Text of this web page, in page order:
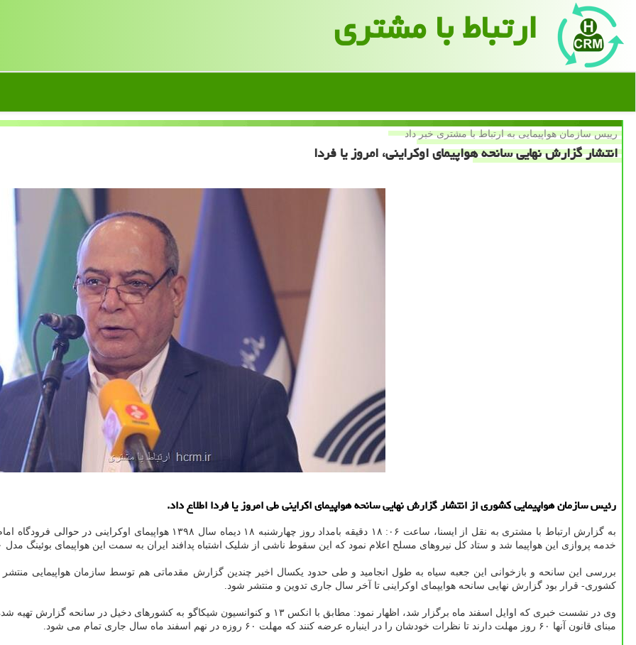
ارتباط با مشتری
رییس سازمان هواپیمایی به ارتباط با مشتری خبر داد
انتشار گزارش نهایی سانحه هواپیمای اوكراینی، امروز یا فردا
رئیس سازمان هواپیمایی کشوری از انتشار گزارش نهایی سانحه هواپیمای اکراینی طی امروز یا فردا اطلاع داد.
به گزارش ارتباط با مشتری به نقل از ایسنا، ساعت ۰۶: ۱۸ دقیقه بامداد روز چهارشنبه ۱۸ دیماه سال ۱۳۹۸ هواپیمای اوکراینی در حوالی فرودگاه امام خمینی (ره) سقوط کرد و منجر به جان باختن همه ۱۷۶ نفر
خدمه پروازی این هواپیما شد و ستاد کل نیروهای مسلح اعلام نمود که این سقوط ناشی از شلیک اشتباه پدافند ایران به سمت این هواپیمای بوئینگ مدل ۸۰۰ - ۷۳۷ بوده است.
بررسی این سانحه و بازخوانی این جعبه سیاه به طول انجامید و طی حدود یکسال اخیر چندین گزارش مقدماتی هم توسط سازمان هواپیمایی منتشر
کشوری- قرار بود گزارش نهایی سانحه هوایپمای اوکراینی تا آخر سال جاری تدوین و منتشر شود.
وی در نشست خبری که اوایل اسفند ماه برگزار شد، اظهار نمود: مطابق با انکس ۱۳ و کنوانسیون شیکاگو
مبنای قانون آنها ۶۰ روز مهلت دارند تا نظرات خودشان را در اینباره عرضه کنند که مهلت ۶۰ روزه در نهم اسفند ماه سال جاری تمام می شود.